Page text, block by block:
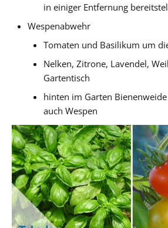
in einiger Entfernung
Wespenabwehr
Tomaten und Basilikum um
Nelken, Zitrone, Lavendel,
Gartentisch
hinten im Garten
auch Wespen